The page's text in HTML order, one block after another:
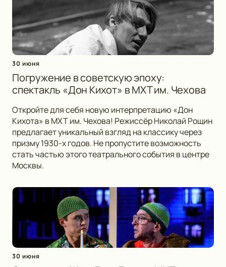
30 июня
Погружение в советскую эпоху:
спектакль «Дон Кихот» в МХТ им. Чехова
Откройте для себя новую интерпретацию «Дон
Кихота» в МХТ им. Чехова! Режиссёр Николай Рощин
предлагает уникальный взгляд на классику через
призму 1930-х годов. Не пропустите возможность
стать частью этого театрального события в центре
Москвы.
30 июня